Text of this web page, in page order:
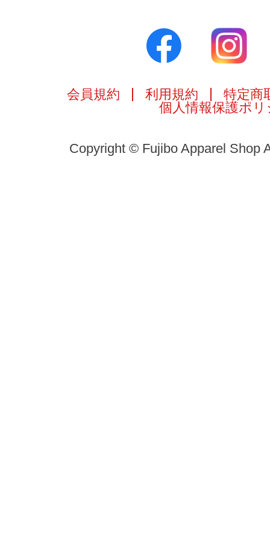
会員規約 利用規約
特定商
個人情報保護ポリ
Copyright © Fujibo Apparel Shop